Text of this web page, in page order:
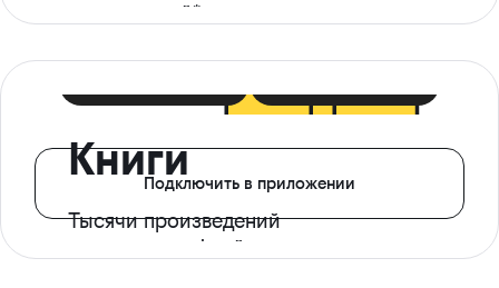
ограничений*
Книги
Тысячи произведений
с доступом офлайн
Подключить в приложении